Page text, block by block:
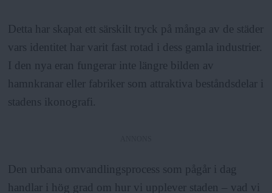
Detta har skapat ett särskilt tryck på många av de städer
vars identitet har varit fast rotad i dess gamla industrier.
I den nya eran fungerar inte längre bilden av
hamnkranar eller fabriker som attraktiva beståndsdelar i
stadens ikonografi.
Den urbana omvandlingsprocess som pågår i dag
handlar i hög grad om hur vi upplever staden – vad vi